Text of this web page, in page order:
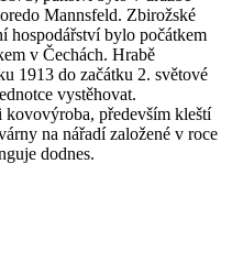
Mannsfeld. Zbirožské
hospodářství bylo počátkem
v Čechách. Hrabě
1913 do začátku 2. světové
vystěhovat.
především kleští
na nářadí založené v roce
dodnes.